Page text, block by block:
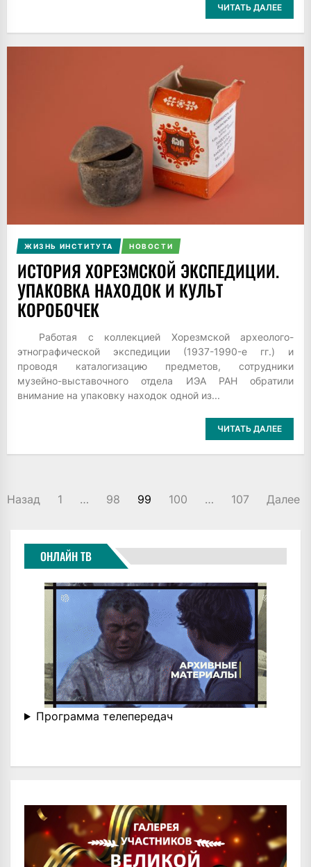
ЧИТАТЬ ДАЛЕЕ
ЖИЗНЬ ИНСТИТУТА НОВОСТИ
ИСТОРИЯ ХОРЕЗМСКОЙ ЭКСПЕДИЦИИ.
УПАКОВКА НАХОДОК И КУЛЬТ
КОРОБОЧЕК
Работая с коллекцией Хорезмской археолого-
этнографической экспедиции (1937-1990-е гг.) и
проводя каталогизацию предметов, сотрудники
музейно-выставочного отдела ИЭА РАН обратили
внимание на упаковку находок одной из...
ЧИТАТЬ ДАЛЕЕ
ПАГИНАЦИЯ
Назад 1 … 98 99 100 … 107 Далее
ОНЛАЙН ТВ
Программа телепередач